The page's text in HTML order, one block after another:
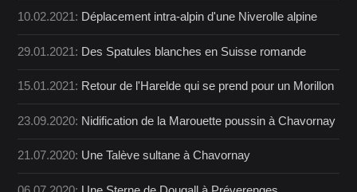
10.02.2021: Déplacement intra-alpin d'une Niverolle alpine
29.01.2021: Des Spatules blanches en Suisse romande
15.01.2021: Retour de l'Harelde qui se prend pour un Morillon
23.09.2020: Nidification de la Marouette poussin à Chavornay
21.07.2020: Une Talève sultane à Chavornay